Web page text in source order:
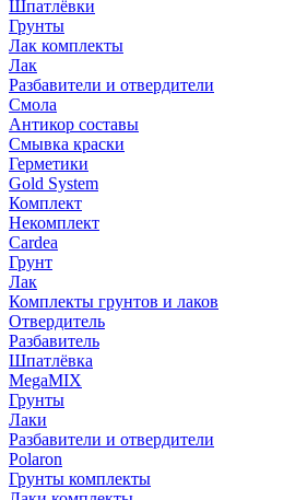
Шпатлёвки
Грунты
Лак комплекты
Лак
Разбавители и отвердители
Смола
Антикор составы
Смывка краски
Герметики
Gold System
Комплект
Некомплект
Cardea
Грунт
Лак
Комплекты грунтов и лаков
Отвердитель
Разбавитель
Шпатлёвка
MegaMIX
Грунты
Лаки
Разбавители и отвердители
Polaron
Грунты комплекты